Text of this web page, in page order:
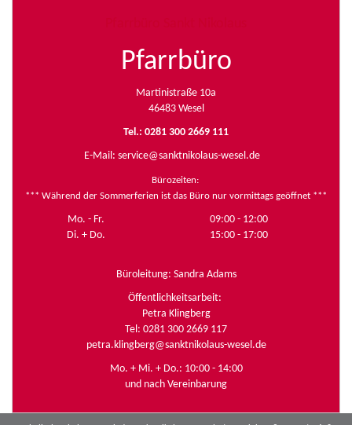
Pfarrbüro
Martinistraße 10a
46483 Wesel
Tel.: 0281 300 2669 111
E-Mail: service@sanktnikolaus-wesel.de
Bürozeiten:
*** Während der Sommerferien ist das Büro nur vormittags geöffnet ***
Mo. - Fr.
09:00 - 12:00
Di. + Do.
15:00 - 17:00
Büroleitung: Sandra Adams
Öffentlichkeitsarbeit:
Petra Klingberg
Tel: 0281 300 2669 117
petra.klingberg@sanktnikolaus-wesel.de
Mo. + Mi. + Do.: 10:00 - 14:00
und nach Vereinbarung